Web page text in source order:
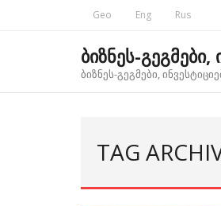
Geo Eng Rus
ბიზნეს-გეგმები,
ბიზნეს-გეგმები,
TAG